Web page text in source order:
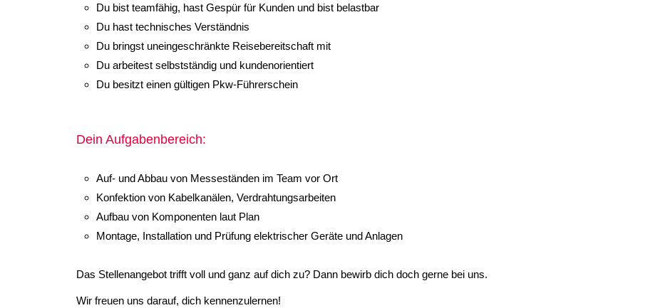
Du bist teamfähig, hast Gespür für Kunden und bist belastbar
Du hast technisches Verständnis
Du bringst uneingeschränkte Reisebereitschaft mit
Du arbeitest selbstständig und kundenorientiert
Du besitzt einen gültigen Pkw-Führerschein
Dein Aufgabenbereich:
Auf- und Abbau von Messeständen im Team vor Ort
Konfektion von Kabelkanälen, Verdrahtungsarbeiten
Aufbau von Komponenten laut Plan
Montage, Installation und Prüfung elektrischer Geräte und Anlagen
Das Stellenangebot trifft voll und ganz auf dich zu? Dann bewirb dich doch gerne bei uns.
Wir freuen uns darauf, dich kennenzulernen!